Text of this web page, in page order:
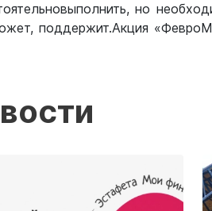
но
поддержит.Акция